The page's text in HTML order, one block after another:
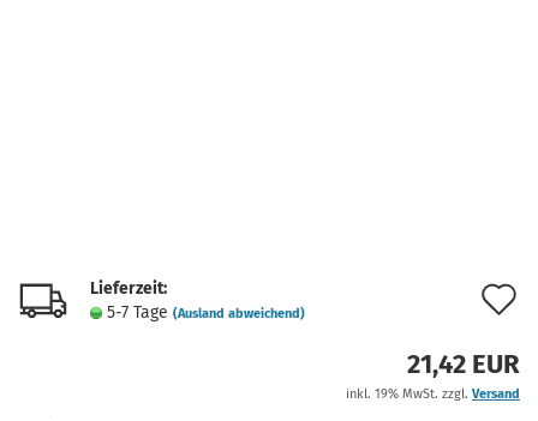
Lieferzeit:
5-7 Tage (Ausland abweichend)
21,42 EUR
inkl. 19% MwSt. zzgl. Versand